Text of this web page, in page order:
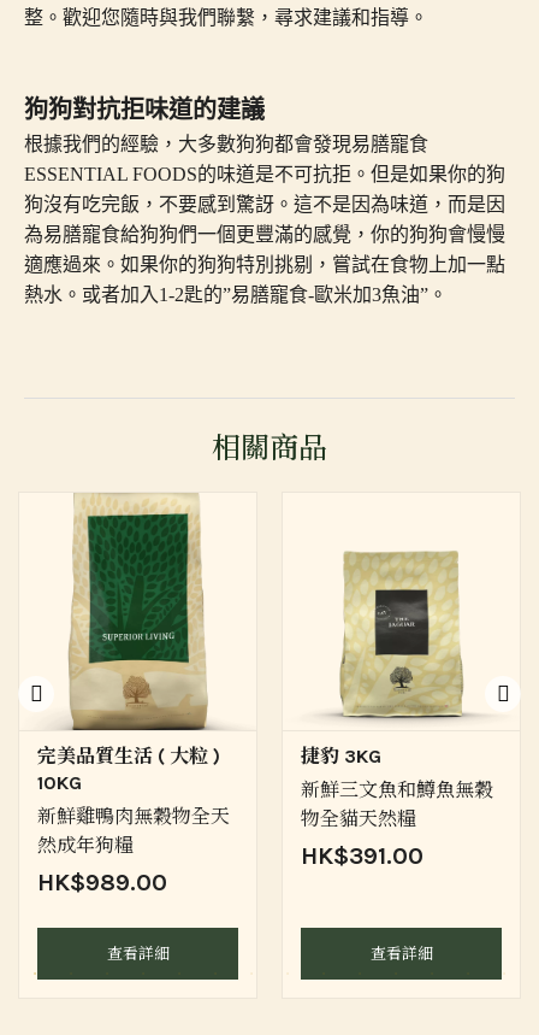
整。歡迎您隨時與我們聯繫，尋求建議和指導。
狗狗對抗拒味道的建議
根據我們的經驗，大多數狗狗都會發現易膳寵食
ESSENTIAL FOODS的味道是不可抗拒。但是如果你的狗
狗沒有吃完飯，不要感到驚訝。這不是因為味道，而是因
為易膳寵食給狗狗們一個更豐滿的感覺，你的狗狗會慢慢
適應過來。如果你的狗狗特別挑剔，嘗試在食物上加一點
熱水。或者加入1-2匙的”易膳寵食-歐米加3魚油”。
相關商品
完美品質生活 ( 大粒 )
10KG
新鮮雞鴨肉無穀物全天
然成年狗糧
HK$989.00
查看詳細
捷豹 3KG
新鮮三文魚和鱒魚無穀
物全貓天然糧
HK$391.00
查看詳細